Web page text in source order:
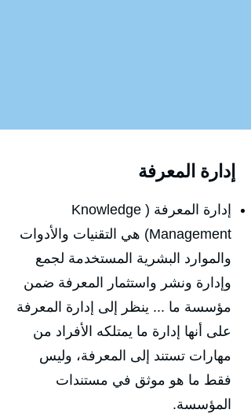
إدارة المعرفة
إدارة المعرفة ( Knowledge
Management)‏ هي التقنيات والأدوات
والموارد البشرية المستخدمة لجمع
وإدارة ونشر واستثمار المعرفة ضمن
مؤسسة ما ... ينظر إلى إدارة المعرفة
على أنها إدارة ما يمتلكه الأفراد من
مهارات تستند إلى المعرفة، وليس
فقط ما هو موثق في مستندات
المؤسسة.